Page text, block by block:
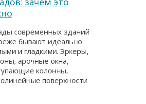
современных зданий
бывают идеально
и гладкими. Эркеры,
арочные окна,
колонны,
поверхности